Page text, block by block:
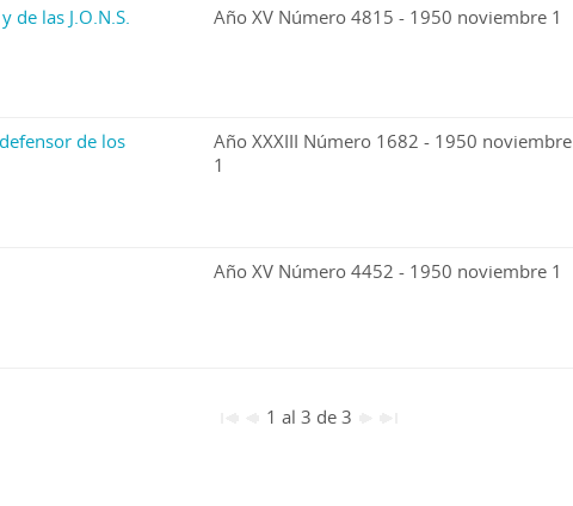
de las J.O.N.S.
Año XV Número 4815 - 1950 noviembre 1
de los
Año XXXIII Número 1682 - 1950 noviembre
1
Año XV Número 4452 - 1950 noviembre 1
1 al 3 de 3